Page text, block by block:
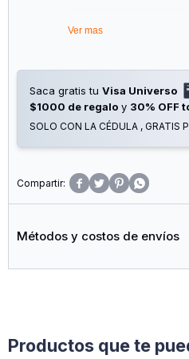
Ver mas
Saca gratis tu Visa Universo
$1000 de regalo y 30% OFF
SOLO CON LA CÉDULA , GRATIS
   
Métodos y costos de envíos
Productos que te